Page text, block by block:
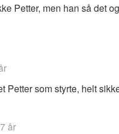
Petter, men han så det
Petter som styrte, helt
7 år